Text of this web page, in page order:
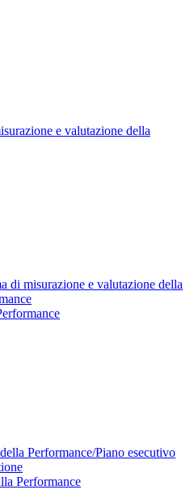
e valutazione della
di misurazione e valutazione della
Performance/Piano esecutivo
Performance